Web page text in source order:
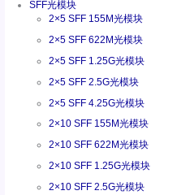
SFF光模块
2×5 SFF 155M光模块
2×5 SFF 622M光模块
2×5 SFF 1.25G光模块
2×5 SFF 2.5G光模块
2×5 SFF 4.25G光模块
2×10 SFF 155M光模块
2×10 SFF 622M光模块
2×10 SFF 1.25G光模块
2×10 SFF 2.5G光模块